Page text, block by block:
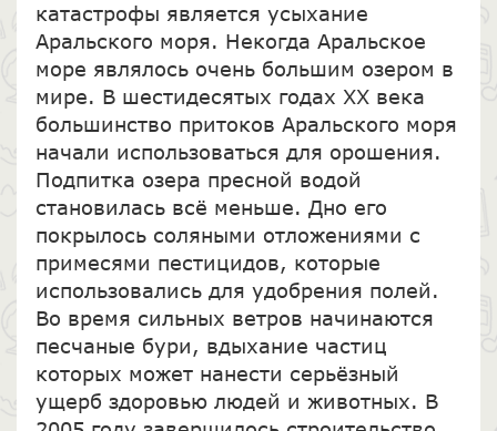
катастрофы является усыхание
Аральского моря. Некогда Аральское
море являлось очень большим озером в
мире. В шестидесятых годах XX века
большинство притоков Аральского моря
начали использоваться для орошения.
Подпитка озера пресной водой
становилась всё меньше. Дно его
покрылось соляными отложениями с
примесями пестицидов, которые
использовались для удобрения полей.
Во время сильных ветров начинаются
песчаные бури, вдыхание частиц
которых может нанести серьёзный
ущерб здоровью людей и животных. В